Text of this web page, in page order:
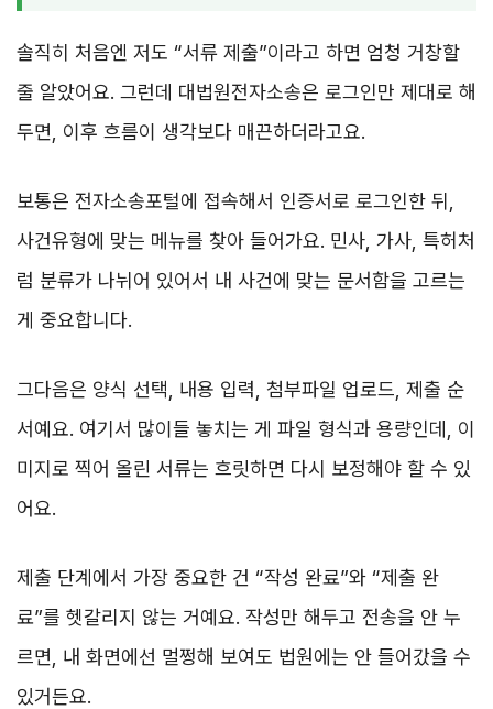
솔직히 처음엔 저도 “서류 제출”이라고 하면 엄청 거창할
줄 알았어요. 그런데 대법원전자소송은 로그인만 제대로 해
두면, 이후 흐름이 생각보다 매끈하더라고요.
보통은 전자소송포털에 접속해서 인증서로 로그인한 뒤,
사건유형에 맞는 메뉴를 찾아 들어가요. 민사, 가사, 특허처
럼 분류가 나뉘어 있어서 내 사건에 맞는 문서함을 고르는
게 중요합니다.
그다음은 양식 선택, 내용 입력, 첨부파일 업로드, 제출 순
서예요. 여기서 많이들 놓치는 게 파일 형식과 용량인데, 이
미지로 찍어 올린 서류는 흐릿하면 다시 보정해야 할 수 있
어요.
제출 단계에서 가장 중요한 건 “작성 완료”와 “제출 완
료”를 헷갈리지 않는 거예요. 작성만 해두고 전송을 안 누
르면, 내 화면에선 멀쩡해 보여도 법원에는 안 들어갔을 수
있거든요.